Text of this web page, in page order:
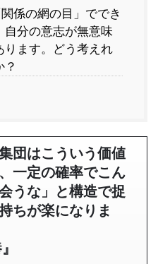
係の網の目」ででき
自分の意志が無意味
ります。どう考えれ
？
団はこういう価値
一定の確率でこん
うな」と構造で捉
ちが楽になりま